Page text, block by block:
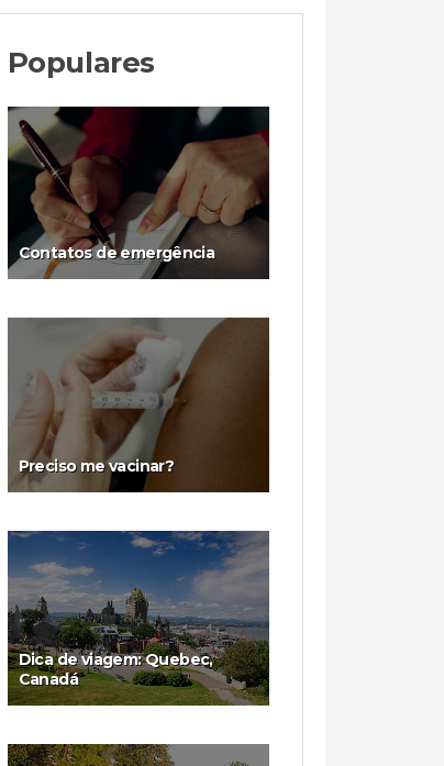
Populares
Contatos de emergência
Preciso me vacinar?
Dica de viagem: Quebec,
Canadá